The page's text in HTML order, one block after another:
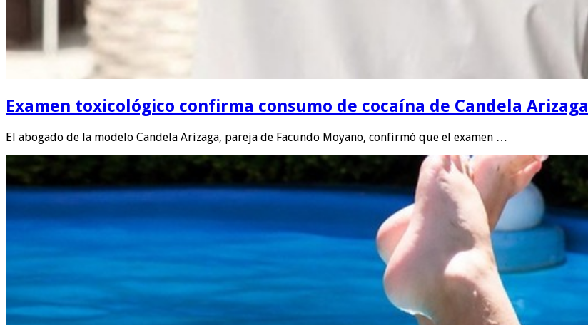
Examen toxicológico confirma consumo de cocaína de Candela Arizaga
El abogado de la modelo Candela Arizaga, pareja de Facundo Moyano, confirmó que el examen …